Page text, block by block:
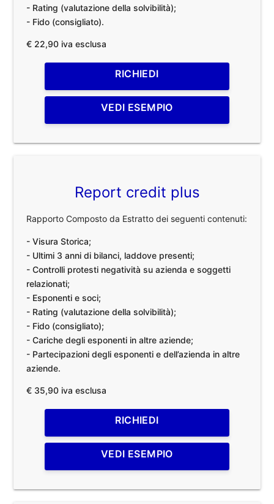
- Rating (valutazione della solvibilità);
- Fido (consigliato).
€ 22,90 iva esclusa
RICHIEDI
VEDI ESEMPIO
Report credit plus
Rapporto Composto da Estratto dei seguenti contenuti:
- Visura Storica;
- Ultimi 3 anni di bilanci, laddove presenti;
- Controlli protesti negatività su azienda e soggetti
relazionati;
- Esponenti e soci;
- Rating (valutazione della solvibilità);
- Fido (consigliato);
- Cariche degli esponenti in altre aziende;
- Partecipazioni degli esponenti e dell’azienda in altre
aziende.
€ 35,90 iva esclusa
RICHIEDI
VEDI ESEMPIO